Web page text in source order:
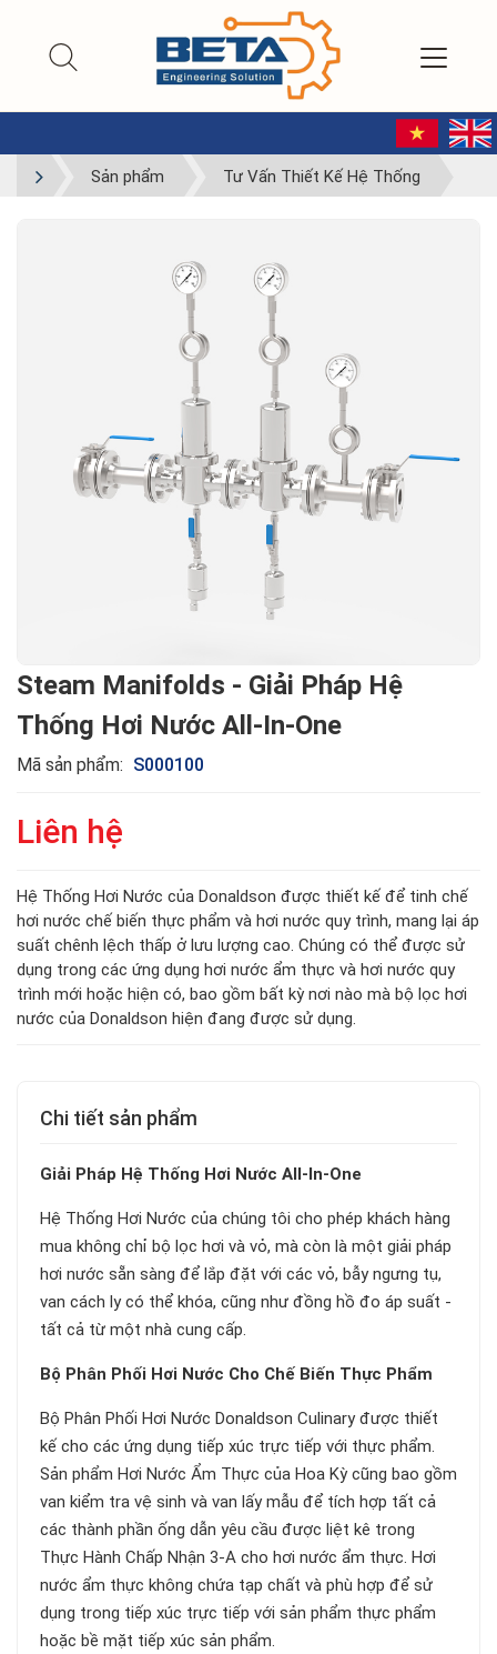
Sản phẩm Tư Vấn Thiết Kế Hệ Thống
Steam Manifolds - Giải Pháp Hệ
Thống Hơi Nước All-In-One
Mã sản phẩm: S000100
Liên hệ
Hệ Thống Hơi Nước của Donaldson được thiết kế để tinh chế
hơi nước chế biến thực phẩm và hơi nước quy trình, mang lại áp
suất chênh lệch thấp ở lưu lượng cao. Chúng có thể được sử
dụng trong các ứng dụng hơi nước ẩm thực và hơi nước quy
trình mới hoặc hiện có, bao gồm bất kỳ nơi nào mà bộ lọc hơi
nước của Donaldson hiện đang được sử dụng.
Chi tiết sản phẩm
Giải Pháp Hệ Thống Hơi Nước All-In-One
Hệ Thống Hơi Nước của chúng tôi cho phép khách hàng
mua không chỉ bộ lọc hơi và vỏ, mà còn là một giải pháp
hơi nước sẵn sàng để lắp đặt với các vỏ, bẫy ngưng tụ,
van cách ly có thể khóa, cũng như đồng hồ đo áp suất -
tất cả từ một nhà cung cấp.
Bộ Phân Phối Hơi Nước Cho Chế Biến Thực Phẩm
Bộ Phân Phối Hơi Nước Donaldson Culinary được thiết
kế cho các ứng dụng tiếp xúc trực tiếp với thực phẩm.
Sản phẩm Hơi Nước Ẩm Thực của Hoa Kỳ cũng bao gồm
van kiểm tra vệ sinh và van lấy mẫu để tích hợp tất cả
các thành phần ống dẫn yêu cầu được liệt kê trong
Thực Hành Chấp Nhận 3-A cho hơi nước ẩm thực. Hơi
nước ẩm thực không chứa tạp chất và phù hợp để sử
dụng trong tiếp xúc trực tiếp với sản phẩm thực phẩm
hoặc bề mặt tiếp xúc sản phẩm.